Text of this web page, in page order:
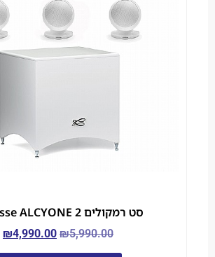
סט רמקולים Cabasse ALCYONE 2
₪
₪4,990.00